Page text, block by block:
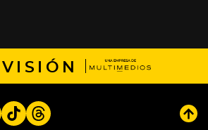
Instagram
TikTokThreads